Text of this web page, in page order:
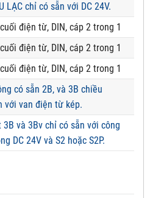
LẠC chỉ có sẵn với DC 24V.
điện từ, DIN, cáp 2 trong 1
điện từ, DIN, cáp 2 trong 1
điện từ, DIN, cáp 2 trong 1
có sẵn 2B, và 3B chiều
với van điện từ kép.
3B và 3Bv chỉ có sẵn với công
DC 24V và S2 hoặc S2P.